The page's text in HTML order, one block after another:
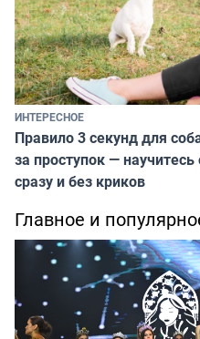
ИНТЕРЕСНОЕ
Правило 3 секунд для
за проступок —
сразу и без криков
Главное и